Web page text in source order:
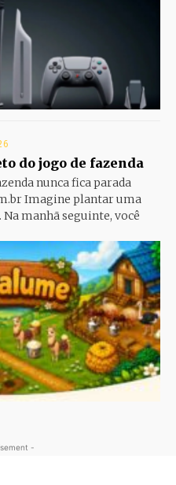
do jogo de fazenda
nunca fica parada
Imagine plantar uma
manhã seguinte, você
-